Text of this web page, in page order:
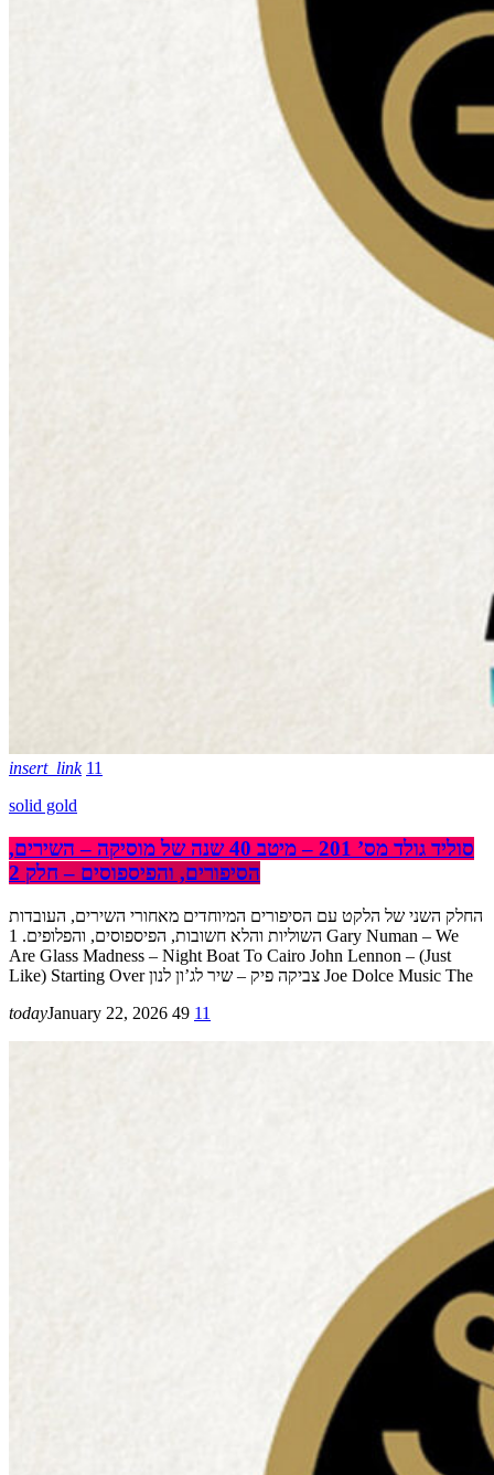
insert_link 11
solid gold
סוליד גולד מס’ 201 – מיטב 40 שנה של מוסיקה – השירים,
הסיפורים, והפיספוסים – חלק 2
החלק השני של הלקט עם הסיפורים המיוחדים מאחורי השירים, העובדות
השוליות והלא חשובות, הפיספוסים, והפלופים. 1 Gary Numan – We
Are Glass Madness – Night Boat To Cairo John Lennon – (Just
Like) Starting Over צביקה פיק – שיר לג’ון לנון Joe Dolce Music The
todayJanuary 22, 2026 49 11